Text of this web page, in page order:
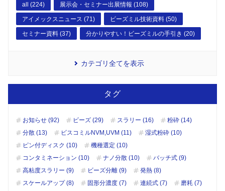
all (224) 展示会・セミナー出展情報 (108)
アイメックスニュース (71) ビーズミル技術資料 (50)
セミナー資料 (37) 分かりやすい！ビーズミルの手引き (20)
カテゴリ全てを表示
タグ
お知らせ (92) ビーズ (29) スラリー (16)
粉砕 (14)
分散 (13)
ビスコミルNVM,UVM (11)
湿式粉砕 (10)
ピン付ディスク (10)
機種選定 (10)
コンタミネーション (10)
ナノ分散 (10)
バッチ式 (9)
高粘度スラリー (9)
ビーズ分離 (9)
発熱 (8)
スケールアップ (8)
固形分濃度 (7) 連続式 (7)
磨耗 (7)